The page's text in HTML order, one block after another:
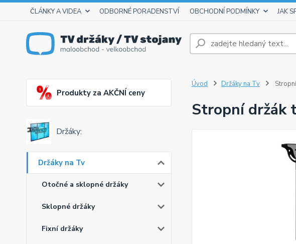
ČLÁNKY A VIDEA ODBORNÉ PORADENSTVÍ OBCHODNÍ PODMÍNKY JAK
Produkty za AKČNÍ ceny
Držáky:
Držáky na Tv
Otočné a sklopné držáky
Sklopné držáky
Fixní držáky
Úvod Držáky na Tv
Stropní držák